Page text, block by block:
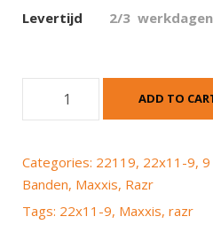
Levertijd
2/3 werkdagen
R
ADD TO
Categories: 22119, 22x11-9, 9
Banden, Maxxis, Razr
Tags: 22x11-9, Maxxis, razr